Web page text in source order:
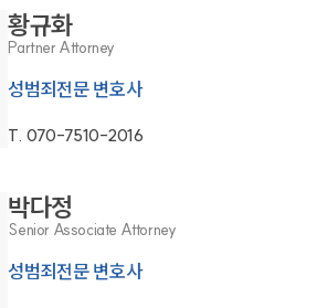
황규화
Partner Attorney
성범죄전문 변호사
T. 070-7510-2016
박다정
Senior Associate Attorney
성범죄전문 변호사